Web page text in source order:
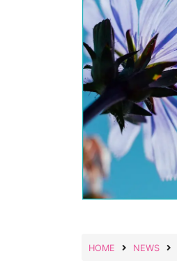
HOME NEWS